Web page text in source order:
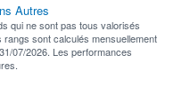
Autres
qui ne sont pas tous valorisés
sont calculés mensuellement
07/2026. Les performances